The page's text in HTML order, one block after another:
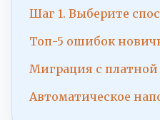
Шаг 1. Выберите
Топ-5 ошибок
Миграция с платной
Автоматическое